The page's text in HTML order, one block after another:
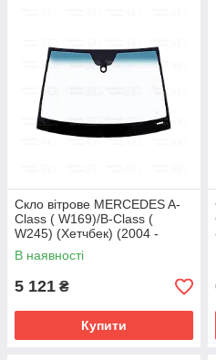
Скло вітрове MERCEDES A-
Class ( W169)/B-Class (
W245) (Хетчбек) (2004 -
2011) Glaspo (Польща)
В наявності
5 121 ₴
Купити